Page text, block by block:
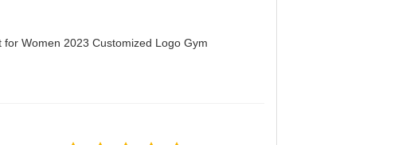
Women 2023 Customized Logo Gym